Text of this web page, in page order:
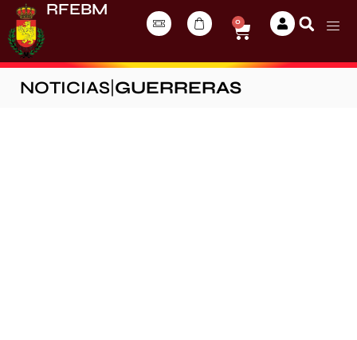
RFEBM
0
NOTICIAS GUERRERAS